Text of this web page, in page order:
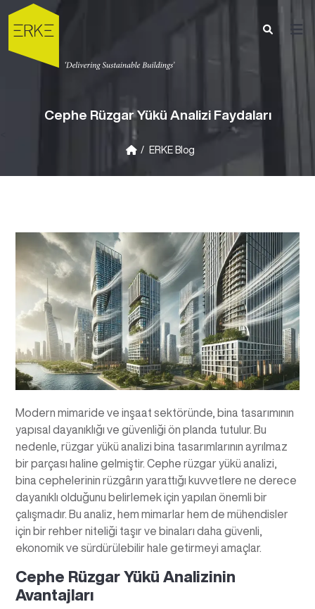
Cephe Rüzgar Yükü Analizi Faydaları
ERKE Blog
Modern mimaride ve inşaat sektöründe, bina tasarımının
yapısal dayanıklığı ve güvenliği ön planda tutulur. Bu
nedenle, rüzgar yükü analizi bina tasarımlarının ayrılmaz
bir parçası haline gelmiştir. Cephe rüzgar yükü analizi,
bina cephelerinin rüzgârın yarattığı kuvvetlere ne derece
dayanıklı olduğunu belirlemek için yapılan önemli bir
çalışmadır. Bu analiz, hem mimarlar hem de mühendisler
için bir rehber niteliği taşır ve binaları daha güvenli,
ekonomik ve sürdürülebilir hale getirmeyi amaçlar.
Cephe Rüzgar Yükü Analizinin
Avantajları